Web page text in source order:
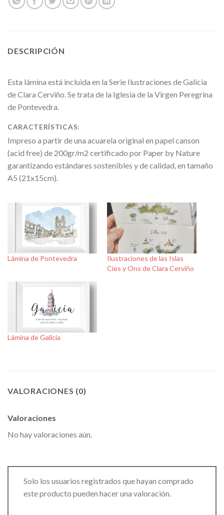
DESCRIPCIÓN
Esta lámina está incluida en la Serie Ilustraciones de Galicia
de Clara Cerviño. Se trata de la Iglesia de la Virgen Peregrina
de Pontevedra.
CARACTERÍSTICAS:
Impreso a partir de una acuarela original en papel canson
(acid free) de 200gr/m2 certificado por Paper by Nature
garantizando estándares sostenibles y de calidad, en tamaño
A5 (21x15cm).
Lámina de Pontevedra
Ilustraciones de las Islas
Cíes y Ons de Clara Cerviño
Lámina de Galicia
VALORACIONES (0)
Valoraciones
No hay valoraciones aún.
Solo los usuarios registrados que hayan comprado
este producto pueden hacer una valoración.